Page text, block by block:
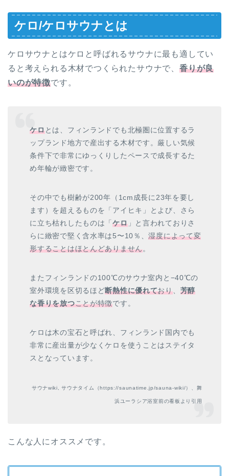
ケロ/ケロサウナとは
ケロサウナとはケロと呼ばれるサウナに最も適してい
ると考えられる木材でつくられたサウナで、 香りが良
いのが特徴です。
ケロとは、フィンランドでも北極圏に位置するラ
ップランド地方で産出する木材です。厳しい気候
条件下で非常にゆっくりしたペースで成長するた
め年輪が緻密です。
その中でも樹齢が200年（1cm成長に23年を要し
ます）を超えるものを「アイヒキ」とよび、さら
に立ち枯れしたものは「ケロ」と言われておりさ
らに緻密で堅く含水率は5〜10％、湿度によって変
形することはほとんどありません。
またフィンランドの100℃のサウナ室内と−40℃の
室外環境を区切るほど断熱性に優れており、 芳醇
な香りを放つことが特徴です。
ケロは木の宝石と呼ばれ、フィンランド国内でも
非常に産出量が少なくケロを使うことはステイタ
スとなっています。
サウナwiki, サウナタイム（https://saunatime.jp/sauna-wiki/）、舞
浜ユーラシア浴室前の看板より引用
こんな人にオススメです。